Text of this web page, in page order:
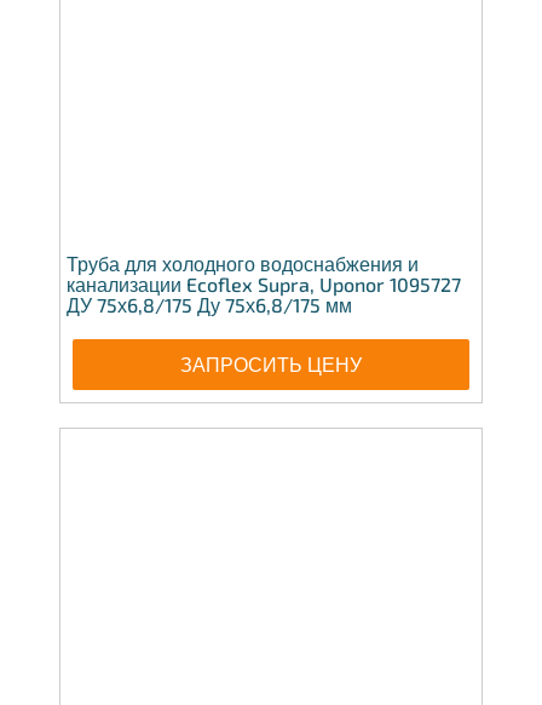
Труба для холодного водоснабжения и
канализации Ecoflex Supra, Uponor 1095727
ДУ 75х6,8/175 Ду 75х6,8/175 мм
ЗАПРОСИТЬ ЦЕНУ